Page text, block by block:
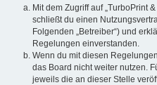
Mit dem Zugriff auf „TurboPrint
schließt du einen
Folgenden „Betreiber“) und
Regelungen einverstanden.
Wenn du mit diesen
das Board nicht weiter nutzen.
jeweils die an dieser Stelle